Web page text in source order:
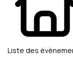
Liste des